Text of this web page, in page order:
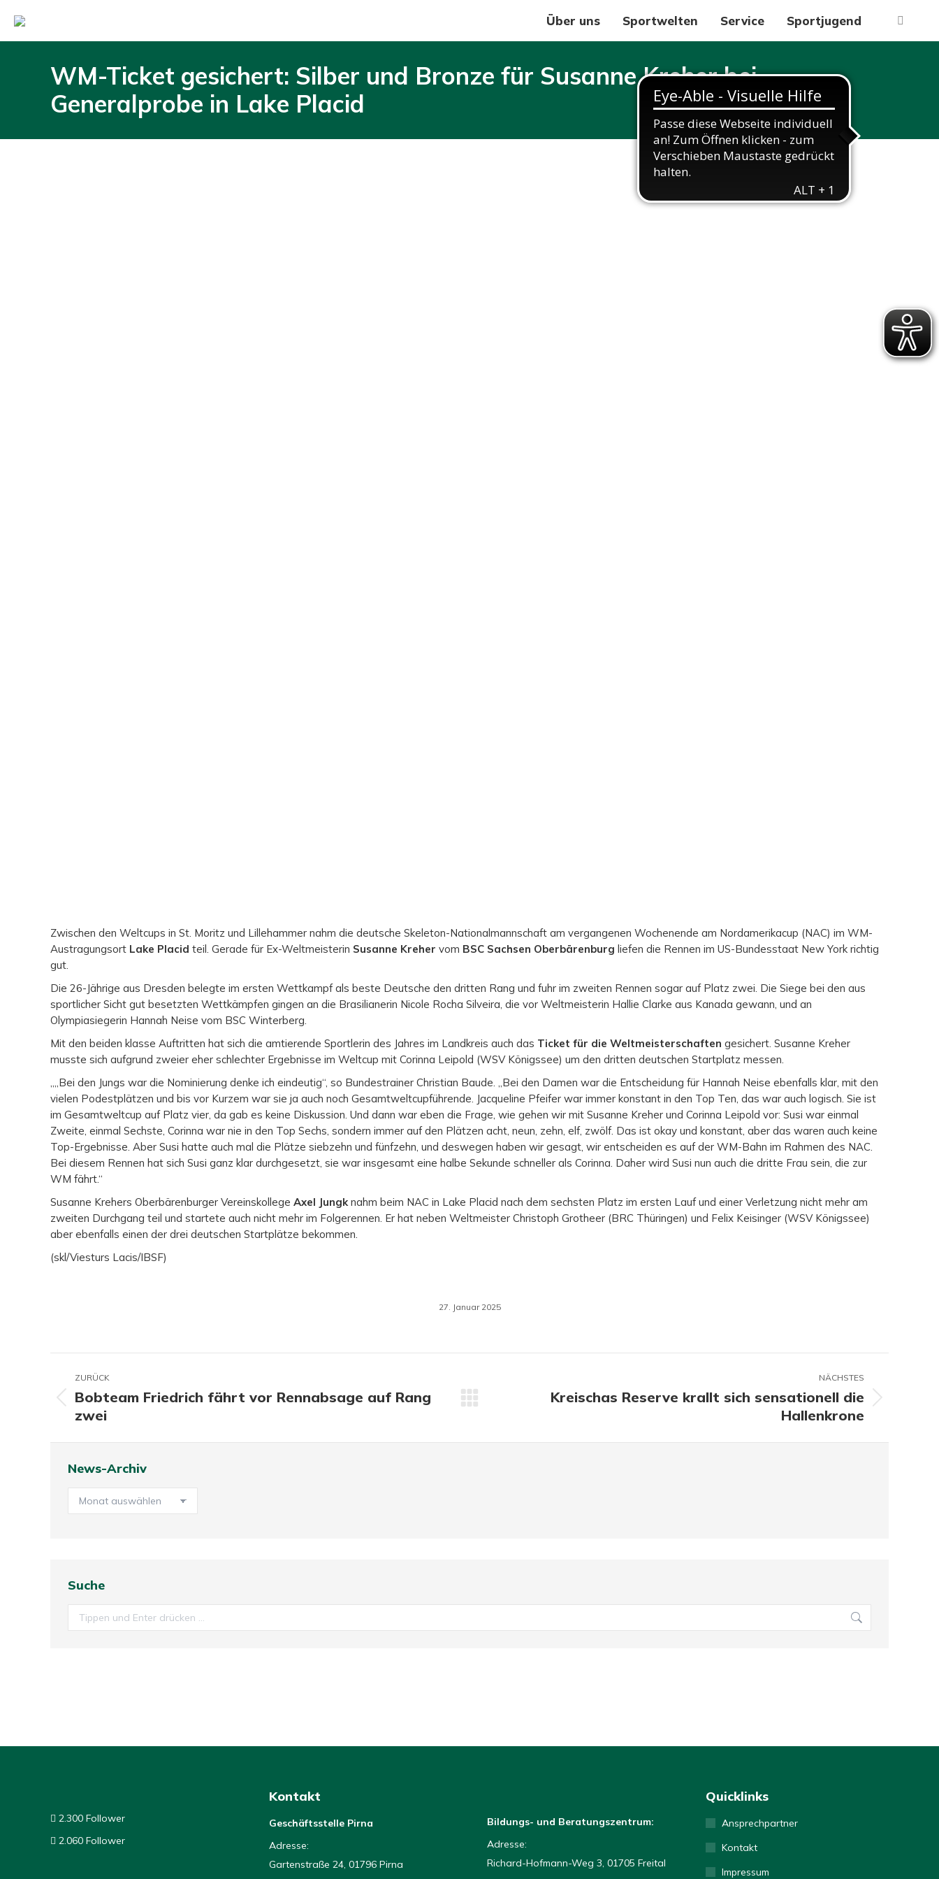
Über uns Sportwelten Service Sportjugend Search:
WM-Ticket gesichert: Silber und Bronze für Susanne Kreher bei
Generalprobe in Lake Placid
Zwischen den Weltcups in St. Moritz und Lillehammer nahm die deutsche Skeleton-Nationalmannschaft am vergangenen Wochenende am Nordamerikacup (NAC) im WM-
Austragungsort Lake Placid teil. Gerade für Ex-Weltmeisterin Susanne Kreher vom BSC Sachsen Oberbärenburg liefen die Rennen im US-Bundesstaat New York richtig
gut.
Die 26-Jährige aus Dresden belegte im ersten Wettkampf als beste Deutsche den dritten Rang und fuhr im zweiten Rennen sogar auf Platz zwei. Die Siege bei den aus
sportlicher Sicht gut besetzten Wettkämpfen gingen an die Brasilianerin Nicole Rocha Silveira, die vor Weltmeisterin Hallie Clarke aus Kanada gewann, und an
Olympiasiegerin Hannah Neise vom BSC Winterberg.
Mit den beiden klasse Auftritten hat sich die amtierende Sportlerin des Jahres im Landkreis auch das Ticket für die Weltmeisterschaften gesichert. Susanne Kreher
musste sich aufgrund zweier eher schlechter Ergebnisse im Weltcup mit Corinna Leipold (WSV Königssee) um den dritten deutschen Startplatz messen.
„„Bei den Jungs war die Nominierung denke ich eindeutig“, so Bundestrainer Christian Baude. „Bei den Damen war die Entscheidung für Hannah Neise ebenfalls klar, mit den
vielen Podestplätzen und bis vor Kurzem war sie ja auch noch Gesamtweltcupführende. Jacqueline Pfeifer war immer konstant in den Top Ten, das war auch logisch. Sie ist
im Gesamtweltcup auf Platz vier, da gab es keine Diskussion. Und dann war eben die Frage, wie gehen wir mit Susanne Kreher und Corinna Leipold vor: Susi war einmal
Zweite, einmal Sechste, Corinna war nie in den Top Sechs, sondern immer auf den Plätzen acht, neun, zehn, elf, zwölf. Das ist okay und konstant, aber das waren auch keine
Top-Ergebnisse. Aber Susi hatte auch mal die Plätze siebzehn und fünfzehn, und deswegen haben wir gesagt, wir entscheiden es auf der WM-Bahn im Rahmen des NAC.
Bei diesem Rennen hat sich Susi ganz klar durchgesetzt, sie war insgesamt eine halbe Sekunde schneller als Corinna. Daher wird Susi nun auch die dritte Frau sein, die zur
WM fährt.“
Susanne Krehers Oberbärenburger Vereinskollege Axel Jungk nahm beim NAC in Lake Placid nach dem sechsten Platz im ersten Lauf und einer Verletzung nicht mehr am
zweiten Durchgang teil und startete auch nicht mehr im Folgerennen. Er hat neben Weltmeister Christoph Grotheer (BRC Thüringen) und Felix Keisinger (WSV Königssee)
aber ebenfalls einen der drei deutschen Startplätze bekommen.
(skl/Viesturs Lacis/IBSF)
27. Januar 2025
Kommentarnavigation
ZURÜCK
Vorheriger
Beitrag:
Bobteam Friedrich fährt vor Rennabsage auf Rang
zwei
NÄCHSTES
Kreischas Reserve krallt sich sensationell die
Hallenkrone
News-Archiv
News-
Archiv
Suche
Search:
2.300 Follower
2.060 Follower
Kontakt
Geschäftsstelle Pirna
Adresse:
Gartenstraße 24, 01796 Pirna
Bildungs- und Beratungszentrum:
Adresse:
Richard-Hofmann-Weg 3, 01705 Freital
Quicklinks
Ansprechpartner
Kontakt
Impressum